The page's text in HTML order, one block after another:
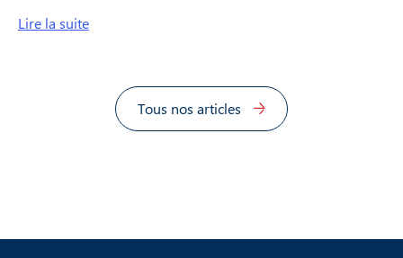
Lire la suite
Tous nos articles